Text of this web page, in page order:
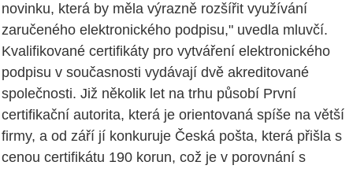
novinku, která by měla výrazně rozšířit využívání
zaručeného elektronického podpisu," uvedla mluvčí.
Kvalifikované certifikáty pro vytváření elektronického
podpisu v současnosti vydávají dvě akreditované
společnosti. Již několik let na trhu působí První
certifikační autorita, která je orientovaná spíše na větší
firmy, a od září jí konkuruje Česká pošta, která přišla s
cenou certifikátu 190 korun, což je v porovnání s